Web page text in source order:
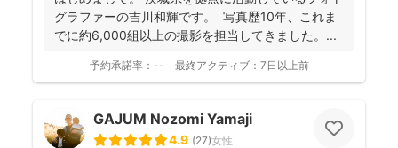
ことを、心がけて活動されていらっしゃいます！
グラファーの吉川和輝です。 写真歴10年、これま
でに約6,000組以上の撮影を担当してきました。 ...
予約承諾率： -- 最終アクティブ： 7日以上前
GAJUM Nozomi Yamaji
4.9 (27)女性